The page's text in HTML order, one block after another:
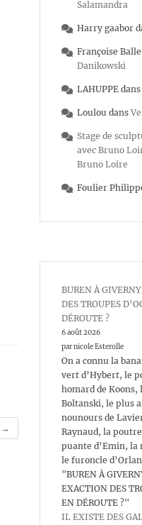
→
Salamandra
Harry gaabor
Françoise
Danikowski
LAHUPPE dans
Loulou dans
Stage de
avec Bruno
Bruno Loire
Foulier
BUREN À
DES TROUPES
DÉROUTE ?
6 août 2026
par nicole Esterolle
On a connu la
vert d’Hybert, le
homard de Koons,
Boltanski, le plus
nounours de
Raynaud, la
puante d’Emin, la
le furoncle
"BUREN À
EXACTION DES
EN DÉROUTE ?"
IL EXISTE DES